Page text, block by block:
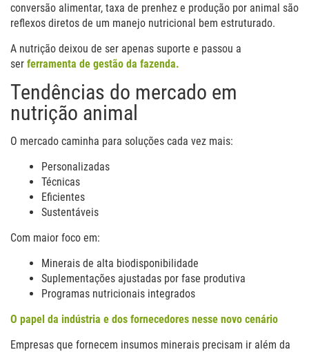
conversão alimentar, taxa de prenhez e produção por animal são
reflexos diretos de um manejo nutricional bem estruturado.
A nutrição deixou de ser apenas suporte e passou a
ser ferramenta de gestão da fazenda.
Tendências do mercado em
nutrição animal
O mercado caminha para soluções cada vez mais:
Personalizadas
Técnicas
Eficientes
Sustentáveis
Com maior foco em:
Minerais de alta biodisponibilidade
Suplementações ajustadas por fase produtiva
Programas nutricionais integrados
O papel da indústria e dos fornecedores nesse novo cenário
Empresas que fornecem insumos minerais precisam ir além da